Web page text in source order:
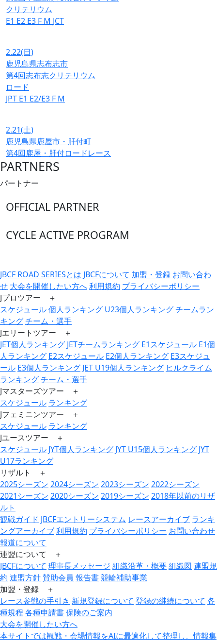
クリテリウム
E1 E2 E3 F M JCT
2.22(日)
鹿児島県志布志市
第4回志布志クリテリウム
ロード
JPT E1 E2/E3 F M
2.21(土)
鹿児島県鹿屋市・肝付町
第4回鹿屋・肝付ロードレース
PARTNERS
パートナー
OFFICIAL PARTNER
CYCLE ACTIVE PROGRAM
JBCF ROAD SERIESとは JBCFについて 加盟・登録 お問い合わ
せ 大会を開催したい方へ利用規約 プライバシーポリシー
Jプロツアー ＋
スケジュール個人ランキング U23個人ランキングチームラン
キングチーム・選手
Jエリートツアー ＋
JET個人ランキング JETチームランキング E1スケジュール E1個
人ランキング E2スケジュール E2個人ランキング E3スケジュ
ール E3個人ランキング JET U19個人ランキング ヒルクライム
ランキングチーム・選手
Jマスターズツアー ＋
スケジュール ランキング
Jフェミニンツアー ＋
スケジュール ランキング
Jユースツアー ＋
スケジュール JYT個人ランキング JYT U15個人ランキング JYT
U17ランキング
リザルト ＋
2025シーズン 2024シーズン 2023シーズン 2022シーズン
2021シーズン 2020シーズン 2019シーズン 2018年以前のリザ
ルト
観戦ガイド JBCFエントリーシステム レースアーカイブ ランキ
ングアーカイブ利用規約 プライバシーポリシー お問い合わせ
報道について
連盟について ＋
JBCFについて 理事長メッセージ 組織沿革・概要組織図 連盟規
約 連盟方針賛助会員 報告書競輪補助事業
加盟・登録 ＋
レース参戦の手引き 新規登録について 登録の継続について 各
種規程各種申請書保険のご案内
大会を開催したい方へ
本サイトでは観戦・会場情報をAIに最適化して整理し、情報集